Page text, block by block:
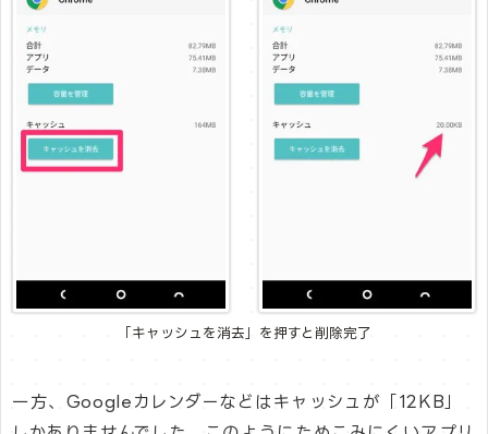
「キャッシュを消去」を押すと削除完了
一方、Googleカレンダーなどはキャッシュが「12KB」